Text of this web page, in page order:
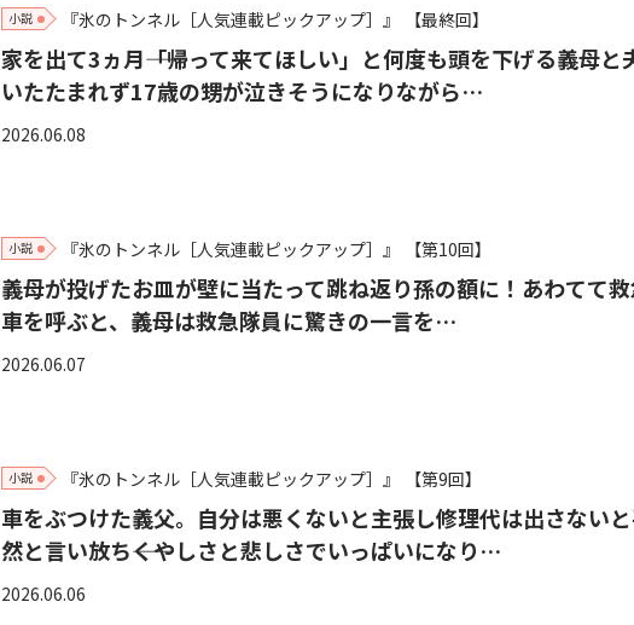
小説 『氷のトンネル［人気連載ピックアップ］』 【最終回】
家を出て3ヵ月――「帰って来てほしい」と何度も頭を下げる義母と
いたたまれず17歳の甥が泣きそうになりながら…
2026.06.08
小説 『氷のトンネル［人気連載ピックアップ］』 【第10回】
義母が投げたお皿が壁に当たって跳ね返り孫の額に！あわてて
車を呼ぶと、義母は救急隊員に驚きの一言を…
2026.06.07
小説 『氷のトンネル［人気連載ピックアップ］』 【第9回】
車をぶつけた義父。自分は悪くないと主張し修理代は出さない
然と言い放ち――くやしさと悲しさでいっぱいになり…
2026.06.06